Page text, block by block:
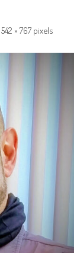
542 × 767pixels